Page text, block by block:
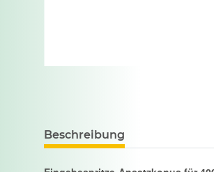
Beschreibung